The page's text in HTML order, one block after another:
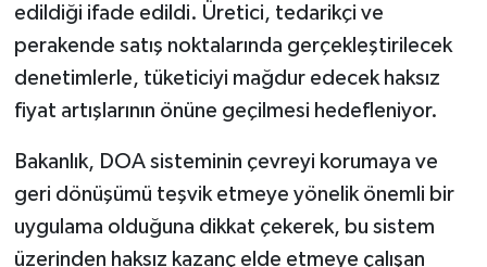
edildiği ifade edildi. Üretici, tedarikçi ve
perakende satış noktalarında gerçekleştirilecek
denetimlerle, tüketiciyi mağdur edecek haksız
fiyat artışlarının önüne geçilmesi hedefleniyor.
Bakanlık, DOA sisteminin çevreyi korumaya ve
geri dönüşümü teşvik etmeye yönelik önemli bir
uygulama olduğuna dikkat çekerek, bu sistem
üzerinden haksız kazanç elde etmeye çalışan